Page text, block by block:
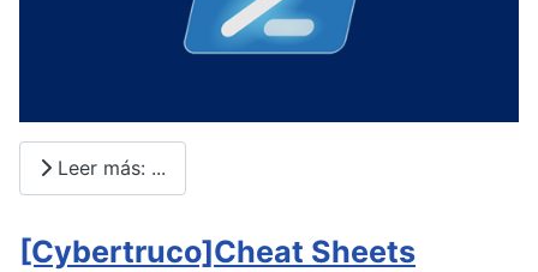
Leer más: ...
[Cybertruco]Cheat Sheets